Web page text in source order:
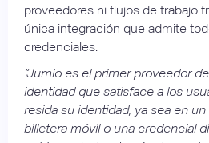
proveedores ni flujos de trabajo
única integración que admite
credenciales.
“Jumio es el primer proveedor
identidad que satisface a los
resida su identidad, ya sea en
billetera móvil o una credencial